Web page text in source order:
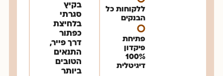
ללקוחות כל
הבנקים
פתיחת
פיקדון
100%
דיגיטלית
בקיץ
סגרתי
בלחיצת
כפתור
דרך פייר,
התנאים
הטובים
ביותר